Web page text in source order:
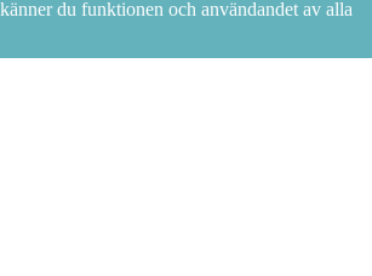
du funktionen och användandet av alla